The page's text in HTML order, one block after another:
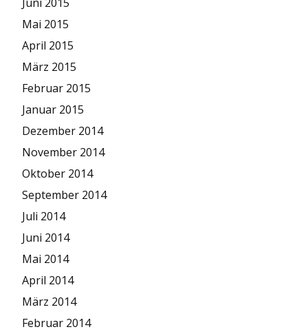
Mai 2015
April 2015
März 2015
Februar 2015
Januar 2015
Dezember 2014
November 2014
Oktober 2014
September 2014
Juli 2014
Juni 2014
Mai 2014
April 2014
März 2014
Februar 2014